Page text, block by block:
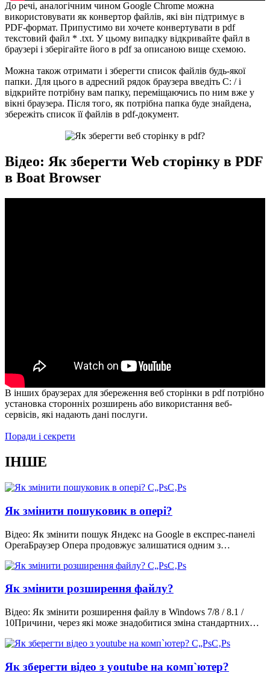
До речі, аналогічним чином Google Chrome можна
використовувати як конвертор файлів, які він підтримує в
PDF-формат. Припустимо ви хочете конвертувати в pdf
текстовий файл * .txt. У цьому випадку відкривайте файл в
браузері і зберігайте його в pdf за описаною вище схемою.
Можна також отримати і зберегти список файлів будь-якої
папки. Для цього в адресний рядок браузера введіть C: / і
відкрийте потрібну вам папку, переміщаючись по ним вже у
вікні браузера. Після того, як потрібна папка буде знайдена,
збережіть список її файлів в pdf-документ.
Відео: Як зберегти Web сторінку в PDF
в Boat Browser
В інших браузерах для збереження веб сторінки в pdf потрібно
установка сторонніх розширень або використання веб-
сервісів, які надають дані послуги.
Поради і секрети
ІНШЕ
Як змінити пошуковик в опері?
Відео: Як змінити пошук Яндекс на Google в експрес-панелі
OperaБраузер Опера продовжує залишатися одним з…
Як змінити розширення файлу?
Відео: Як змінити розширення файлу в Windows 7/8 / 8.1 /
10Причини, через які може знадобитися зміна стандартних…
Як зберегти відео з youtube на комп`ютер?